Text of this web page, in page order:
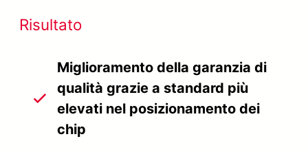
Risultato
Miglioramento della garanzia di
qualità grazie a standard più
elevati nel posizionamento dei
chip